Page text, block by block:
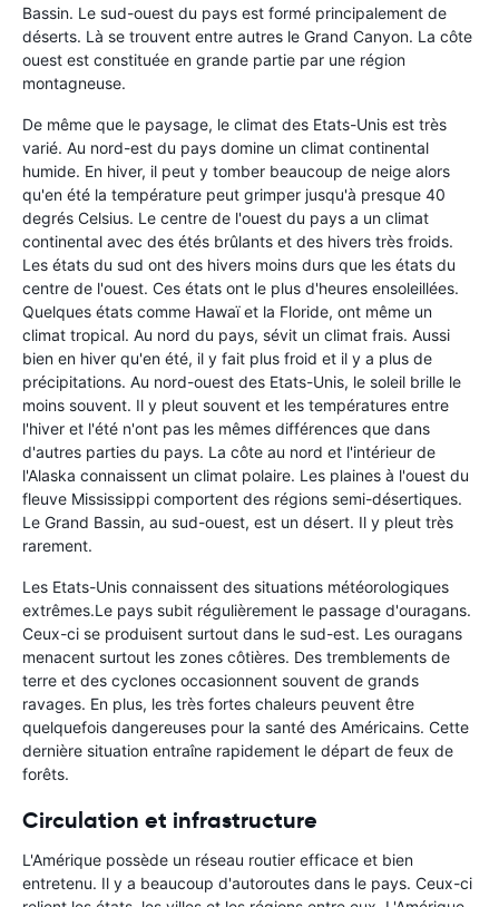
Bassin. Le sud-ouest du pays est formé principalement de
déserts. Là se trouvent entre autres le Grand Canyon. La côte
ouest est constituée en grande partie par une région
montagneuse.
De même que le paysage, le climat des Etats-Unis est très
varié. Au nord-est du pays domine un climat continental
humide. En hiver, il peut y tomber beaucoup de neige alors
qu'en été la température peut grimper jusqu'à presque 40
degrés Celsius. Le centre de l'ouest du pays a un climat
continental avec des étés brûlants et des hivers très froids.
Les états du sud ont des hivers moins durs que les états du
centre de l'ouest. Ces états ont le plus d'heures ensoleillées.
Quelques états comme Hawaï et la Floride, ont même un
climat tropical. Au nord du pays, sévit un climat frais. Aussi
bien en hiver qu'en été, il y fait plus froid et il y a plus de
précipitations. Au nord-ouest des Etats-Unis, le soleil brille le
moins souvent. Il y pleut souvent et les températures entre
l'hiver et l'été n'ont pas les mêmes différences que dans
d'autres parties du pays. La côte au nord et l'intérieur de
l'Alaska connaissent un climat polaire. Les plaines à l'ouest du
fleuve Mississippi comportent des régions semi-désertiques.
Le Grand Bassin, au sud-ouest, est un désert. Il y pleut très
rarement.
Les Etats-Unis connaissent des situations météorologiques
extrêmes.Le pays subit régulièrement le passage d'ouragans.
Ceux-ci se produisent surtout dans le sud-est. Les ouragans
menacent surtout les zones côtières. Des tremblements de
terre et des cyclones occasionnent souvent de grands
ravages. En plus, les très fortes chaleurs peuvent être
quelquefois dangereuses pour la santé des Américains. Cette
dernière situation entraîne rapidement le départ de feux de
forêts.
Circulation et infrastructure
L'Amérique possède un réseau routier efficace et bien
entretenu. Il y a beaucoup d'autoroutes dans le pays. Ceux-ci